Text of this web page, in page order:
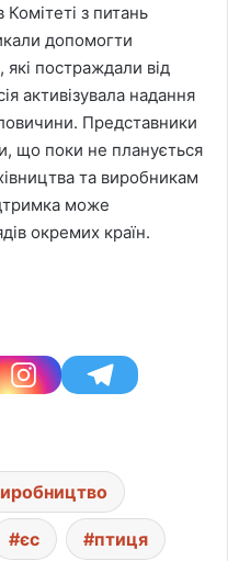
з питань
допомогти
постраждали від
активізувала надання
Представники
що поки не планується
та виробникам
може
окремих країн.
єс птиця